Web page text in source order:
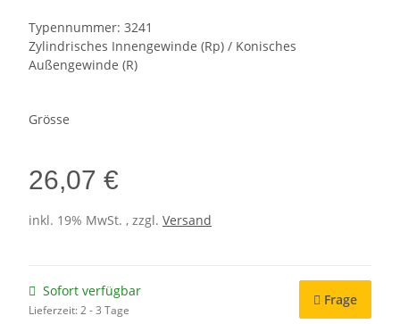
Typennummer: 3241
Zylindrisches Innengewinde (Rp) / Konisches
Außengewinde (R)
Grösse
26,07 €
inkl. 19% MwSt. , zzgl. Versand
Sofort verfügbar
Lieferzeit:2 - 3 Tage
Frage